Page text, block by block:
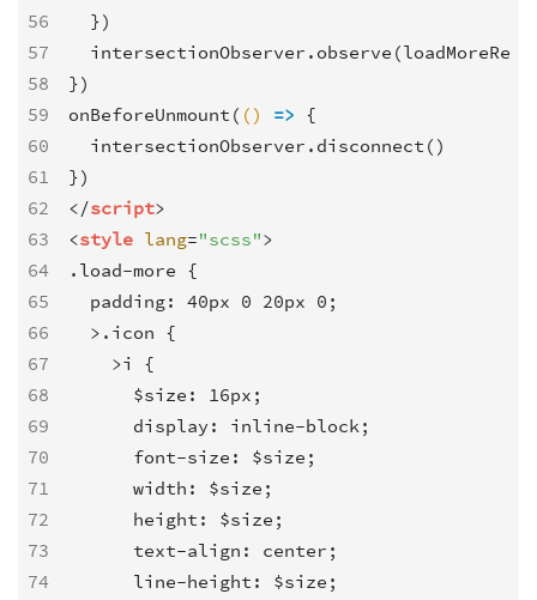
56
57
58
59
60
61
62
63
64
65
66
67
68
69
70
71
72
73
74
  })
})
onBeforeUnmount( () => {
  intersectionObserver.disconnect()
</script>
<style lang="scss">
.load-more {
  padding: 40px 0 20px 0;
  >.icon {
    >i {
      $size: 16px;
      display: inline-block;
      font-size: $size;
      width: $size;
      height: $size;
      text-align: center;
      line-height: $size;